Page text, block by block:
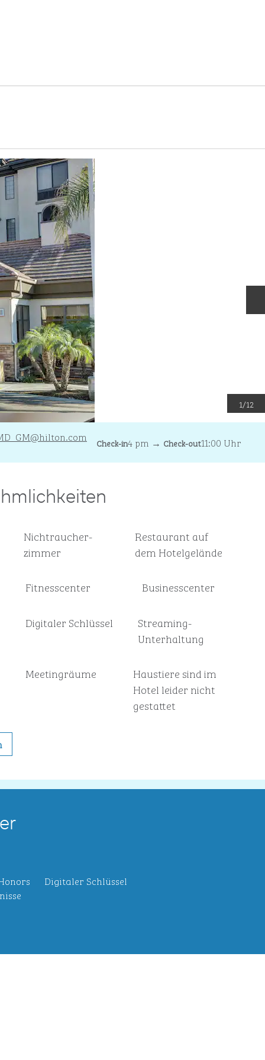
1/12
@hilton.com Check-in4 pm → Check-out11:00 Uhr
Nichtraucher­
zimmer
Restaurant auf
dem Hotelgelände
Fitnesscenter Business­center
Digitaler Schlüssel
Streaming-
Unterhaltung
Meeting­räume
Haustiere sind im
Hotel leider nicht
gestattet
Digitaler Schlüssel